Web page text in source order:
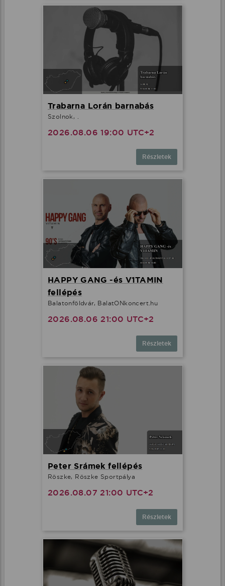
Trabarna Lorán barnabás
Szolnok, .
2026.08.06 19:00 UTC+2
Részletek
HAPPY GANG -és V1TAMIN
fellépés
Balatonföldvár, BalatONkoncert.hu
2026.08.06 21:00 UTC+2
Részletek
Peter Srámek fellépés
Röszke, Röszke Sportpálya
2026.08.07 21:00 UTC+2
Részletek